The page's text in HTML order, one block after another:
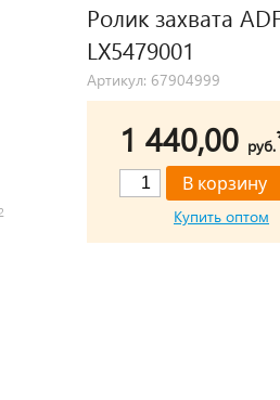
Ролик захвата
LX5479001
Артикул: 67904999
1 440,00 руб.
Купить оптом